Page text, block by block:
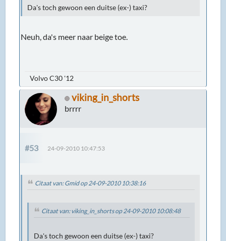
Da's toch gewoon een duitse (ex-) taxi?
Neuh, da's meer naar beige toe.
Volvo C30 '12
viking_in_shorts
brrrr
#53 24-09-2010 10:47:53
Citaat van: Gmid op 24-09-2010 10:38:16
Citaat van: viking_in_shorts op 24-09-2010 10:08:48
Da's toch gewoon een duitse (ex-) taxi?